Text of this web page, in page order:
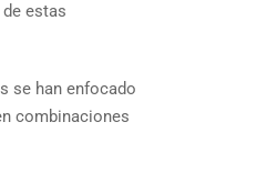
estas
se han enfocado
combinaciones